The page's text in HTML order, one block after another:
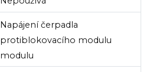
Napájení čerpadla
protiblokovacího modulu
modulu